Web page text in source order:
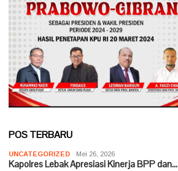
POS TERBARU
UNCATEGORIZED Mei 26, 2026
Kapolres Lebak Apresiasi Kinerja BPP dan…